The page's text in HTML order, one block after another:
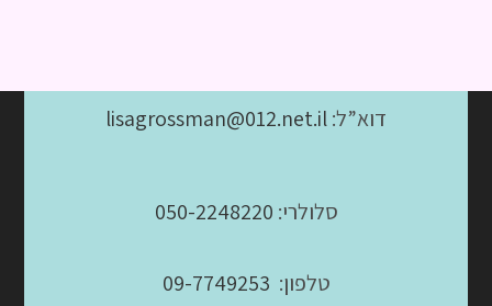
טלפון: 09-7749253
סלולרי: 050-2248220
דוא”ל:lisagrossman@012.net.il